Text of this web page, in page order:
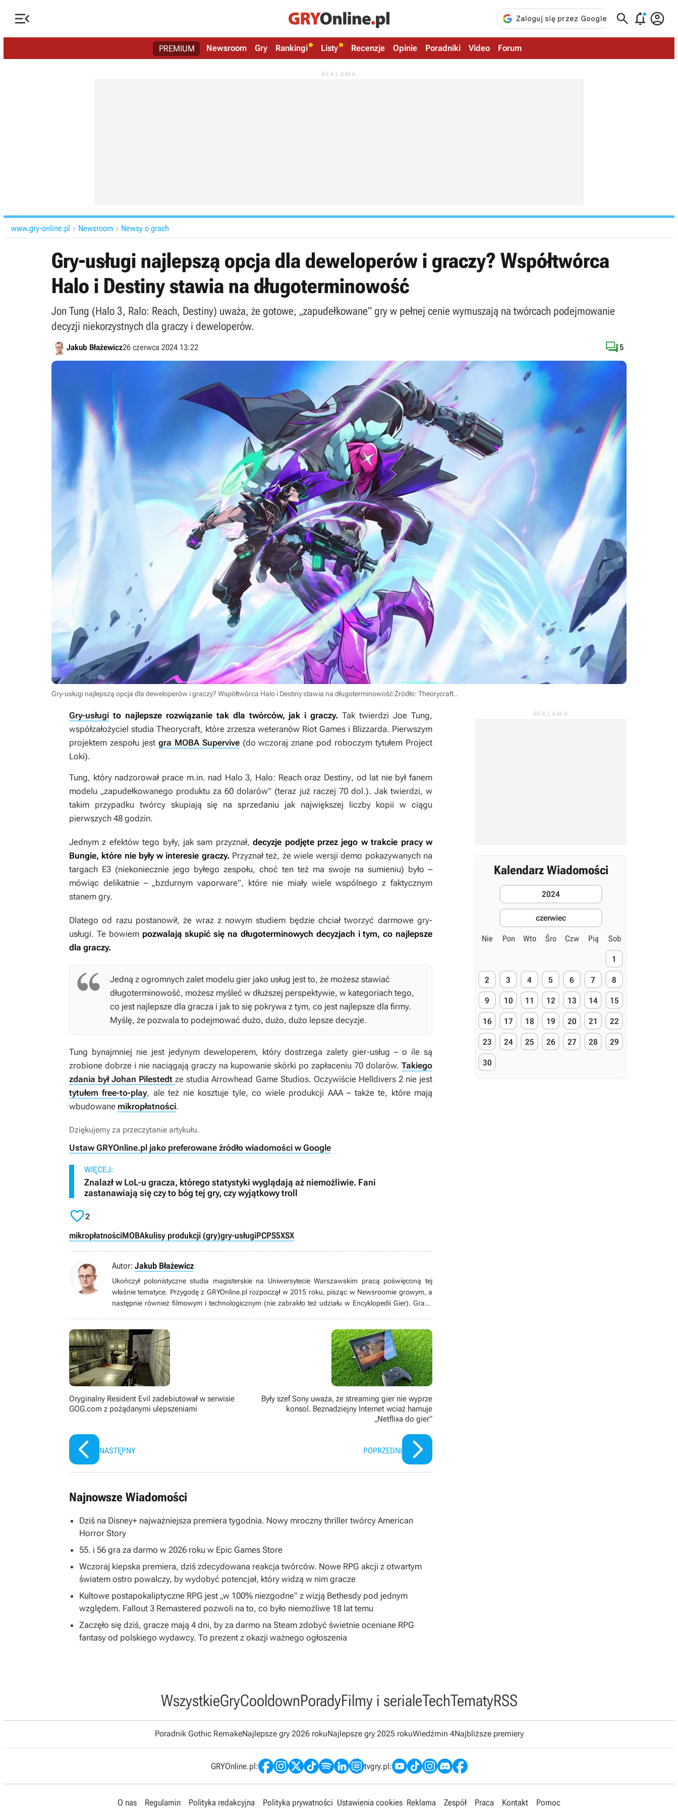
   
PREMIUM Newsroom Gry Rankingi Listy Recenzje Opinie Poradniki Video Forum
www.gry-online.pl  Newsroom  Newsy o grach
Gry-usługi najlepszą opcja dla deweloperów i graczy? Współtwórca
Halo i Destiny stawia na długoterminowość
Jon Tung (Halo 3, Ralo: Reach, Destiny) uważa, że gotowe, „zapudełkowane” gry w pełnej cenie wymuszają na twórcach podejmowanie
decyzji niekorzystnych dla graczy i deweloperów.
Jakub Błażewicz26 czerwca 2024 13:22 5
Gry-usługi najlepszą opcja dla deweloperów i graczy? Współtwórca Halo i Destiny stawia na długoterminowośćŹródło: Theorycraft..
Gry-usługi to najlepsze rozwiązanie tak dla twórców, jak i graczy. Tak twierdzi Joe Tung,
współzałożyciel studia Theorycraft, które zrzesza weteranów Riot Games i Blizzarda. Pierwszym
projektem zespołu jest gra MOBA Supervive(do wczoraj znane pod roboczym tytułem Project
Loki).
Tung, który nadzorował prace m.in. nad Halo 3, Halo: Reachoraz Destiny, od lat nie był fanem
modelu „zapudełkowanego produktu za 60 dolarów” (teraz już raczej 70 dol.). Jak twierdzi, w
takim przypadku twórcy skupiają się na sprzedaniu jak największej liczby kopii w ciągu
pierwszych 48 godzin.
Jednym z efektów tego były, jak sam przyznał,decyzje podjęte przez jego w trakcie pracy w
Bungie, które nie były w interesie graczy. Przyznał też, że wiele wersji demo pokazywanych na
targach E3 (niekoniecznie jego byłego zespołu, choć ten też ma swoje na sumieniu) było –
mówiąc delikatnie – „bzdurnym vaporware”, które nie miały wiele wspólnego z faktycznym
stanem gry.
Dlatego od razu postanowił, że wraz z nowym studiem będzie chciał tworzyć darmowe gry-
usługi. Te bowiem pozwalają skupić się na długoterminowych decyzjach i tym, co najlepsze
dla graczy.
Jedną z ogromnych zalet modelu gier jako usług jest to, że możesz stawiać
długoterminowość, możesz myśleć w dłuższej perspektywie, w kategoriach tego,
co jest najlepsze dla gracza i jak to się pokrywa z tym, co jest najlepsze dla firmy.
Myślę, że pozwala to podejmować dużo, dużo, dużo lepsze decyzje.
Tung bynajmniej nie jest jedynym deweloperem, który dostrzega zalety gier-usług – o ile są
zrobione dobrze i nie naciągają graczy na kupowanie skórki po zapłaceniu 70 dolarów. Takiego
zdania był Johan Pilestedtze studia Arrowhead Game Studios. Oczywiście Helldivers 2nie jest
tytułem free-to-play, ale też nie kosztuje tyle, co wiele produkcji AAA – także te, które mają
wbudowane mikropłatności.
Dziękujemy za przeczytanie artykułu.
Ustaw GRYOnline.pl jako preferowane źródło wiadomości w Google
WIĘCEJ:
Znalazł w LoL-u gracza, którego statystyki wyglądają aż niemożliwie. Fani
zastanawiają się czy to bóg tej gry, czy wyjątkowy troll
2
mikropłatnościMOBAkulisy produkcji (gry)gry-usługiPCPS5XSX
Autor: Jakub Błażewicz
Ukończył polonistyczne studia magisterskie na Uniwersytecie Warszawskim pracą poświęconą tej
właśnie tematyce. Przygodę z GRYOnline.pl rozpoczął w 2015 roku, pisząc w Newsroomie growym, a
następnie również filmowym i technologicznym (nie zabrakło też udziału w Encyklopedii Gier). Grami
papierowymi), bijatykami, soulslike’ami i w zasadzie wszystkim, co dotyczy gier jako takich. Potrafi
zachwycać się pikselowymi postaciami z gier pamiętających czasy Game Boya łupanego (jeśli nie
starszymi).
Oryginalny Resident Evil zadebiutował w serwisie
GOG.com z pożądanymi ulepszeniami
NASTĘPNY
Były szef Sony uważa, że streaming gier nie wyprze
konsol. Beznadziejny Internet wciaż hamuje
„Netflixa do gier”
POPRZEDNI
Najnowsze Wiadomości
Dziś na Disney+ najważniejsza premiera tygodnia. Nowy mroczny thriller twórcy American
Horror Story
55. i 56 gra za darmo w 2026 roku w Epic Games Store
Wczoraj kiepska premiera, dziś zdecydowana reakcja twórców. Nowe RPG akcji z otwartym
światem ostro powalczy, by wydobyć potencjał, który widzą w nim gracze
Kultowe postapokaliptyczne RPG jest „w 100% niezgodne” z wizją Bethesdy pod jednym
względem. Fallout 3 Remastered pozwoli na to, co było niemożliwe 18 lat temu
Zaczęło się dziś, gracze mają 4 dni, by za darmo na Steam zdobyć świetnie oceniane RPG
fantasy od polskiego wydawcy. To prezent z okazji ważnego ogłoszenia
Kalendarz Wiadomości
2024
czerwiec
Nie Pon Wto Śro Czw Pią Sob
1
2 3 4 5 6 7 8
9 10 11 12 13 14 15
16 17 18 19 20 21 22
23 24 25 26 27 28 29
30
WszystkieGryCooldownPoradyFilmy i serialeTechTematyRSS
Poradnik Gothic RemakeNajlepsze gry 2026 rokuNajlepsze gry 2025 rokuWiedźmin 4Najbliższe premiery
GRYOnline.pl: tvgry.pl:
O nas Regulamin Polityka redakcyjna Polityka prywatności Ustawienia cookies Reklama Zespół Praca Kontakt Pomoc